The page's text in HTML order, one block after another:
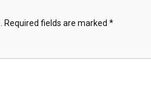
Required fields are marked *